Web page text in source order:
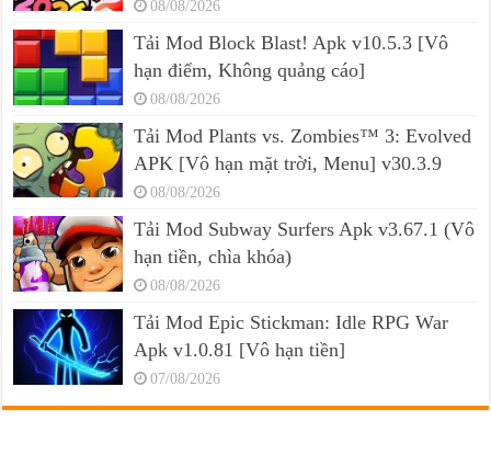
08/08/2026
Tải Mod Block Blast! Apk v10.5.3 [Vô
hạn điểm, Không quảng cáo]
08/08/2026
Tải Mod Plants vs. Zombies™ 3: Evolved
APK [Vô hạn mặt trời, Menu] v30.3.9
08/08/2026
Tải Mod Subway Surfers Apk v3.67.1 (Vô
hạn tiền, chìa khóa)
08/08/2026
Tải Mod Epic Stickman: Idle RPG War
Apk v1.0.81 [Vô hạn tiền]
07/08/2026